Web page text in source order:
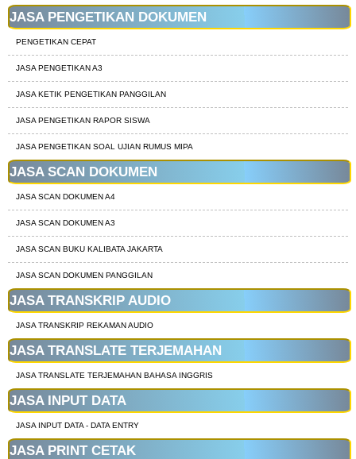
JASA PENGETIKAN DOKUMEN
PENGETIKAN CEPAT
JASA PENGETIKAN A3
JASA KETIK PENGETIKAN PANGGILAN
JASA PENGETIKAN RAPOR SISWA
JASA PENGETIKAN SOAL UJIAN RUMUS MIPA
JASA SCAN DOKUMEN
JASA SCAN DOKUMEN A4
JASA SCAN DOKUMEN A3
JASA SCAN BUKU KALIBATA JAKARTA
JASA SCAN DOKUMEN PANGGILAN
JASA TRANSKRIP AUDIO
JASA TRANSKRIP REKAMAN AUDIO
JASA TRANSLATE TERJEMAHAN
JASA TRANSLATE TERJEMAHAN BAHASA INGGRIS
JASA INPUT DATA
JASA INPUT DATA - DATA ENTRY
JASA PRINT CETAK